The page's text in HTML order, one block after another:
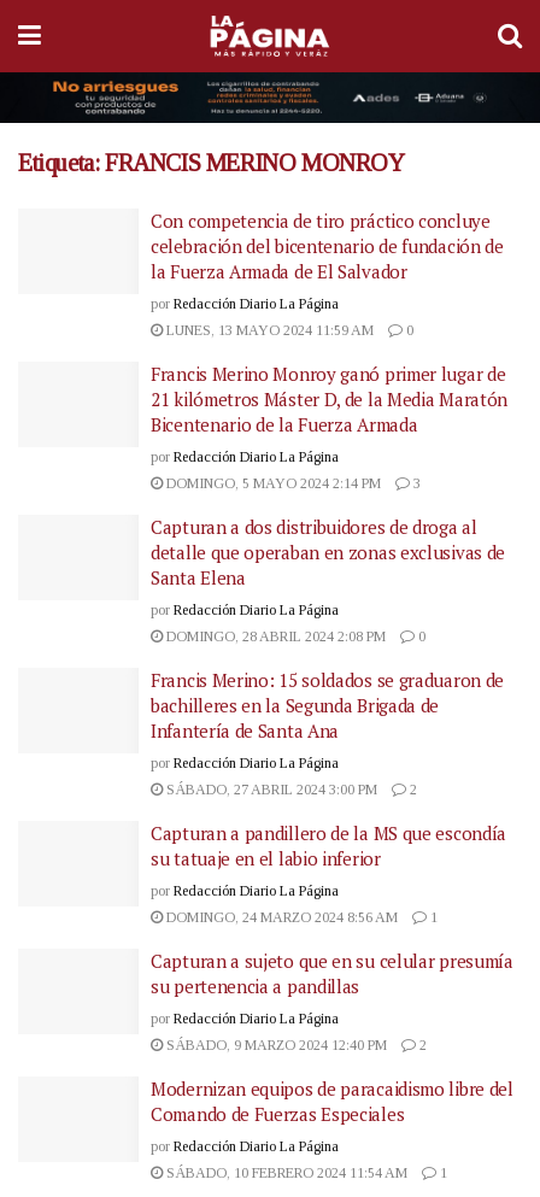
Etiqueta:FRANCIS MERINO MONROY
Con competencia de tiro práctico concluye
celebración del bicentenario de fundación de
la Fuerza Armada de El Salvador
por Redacción Diario La Página
LUNES, 13 MAYO 2024 11:59 AM
0
Francis Merino Monroy ganó primer lugar de
21 kilómetros Máster D, de la Media Maratón
Bicentenario de la Fuerza Armada
por Redacción Diario La Página
DOMINGO, 5 MAYO 2024 2:14 PM
3
Capturan a dos distribuidores de droga al
detalle que operaban en zonas exclusivas de
Santa Elena
por Redacción Diario La Página
DOMINGO, 28 ABRIL 2024 2:08 PM
0
Francis Merino: 15 soldados se graduaron de
bachilleres en la Segunda Brigada de
Infantería de Santa Ana
por Redacción Diario La Página
SÁBADO, 27 ABRIL 2024 3:00 PM
2
Capturan a pandillero de la MS que escondía
su tatuaje en el labio inferior
por Redacción Diario La Página
DOMINGO, 24 MARZO 2024 8:56 AM
1
Capturan a sujeto que en su celular presumía
su pertenencia a pandillas
por Redacción Diario La Página
SÁBADO, 9 MARZO 2024 12:40 PM
2
Modernizan equipos de paracaidismo libre del
Comando de Fuerzas Especiales
por Redacción Diario La Página
SÁBADO, 10 FEBRERO 2024 11:54 AM
1